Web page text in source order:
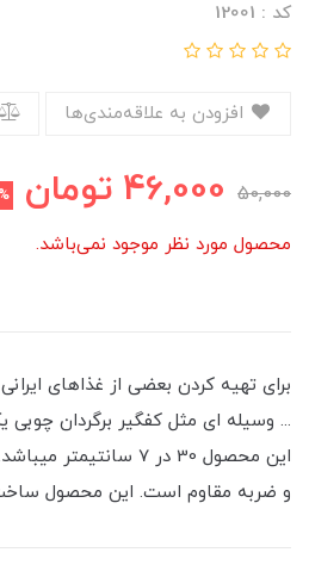
کد : 12001
50,000
46,000 تومان
محصول مورد نظر موجود نمی‌باشد.
برای تهیه کردن بعضی از غذاهای
... وسیله ای مثل کفگیر برگردان چوبی
این محصول 30 در 7
و ضربه مقاوم است. این محصول